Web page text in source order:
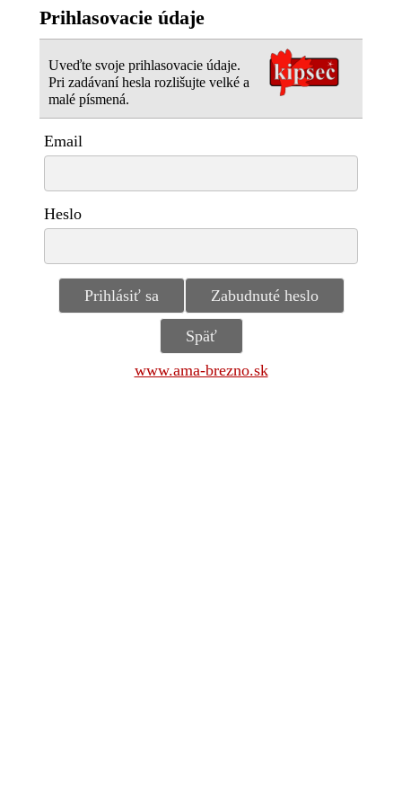
Prihlasovacie údaje
Uveďte svoje prihlasovacie údaje.
Pri zadávaní hesla rozlišujte velké a
malé písmená.
Email
Heslo
www.ama-brezno.sk